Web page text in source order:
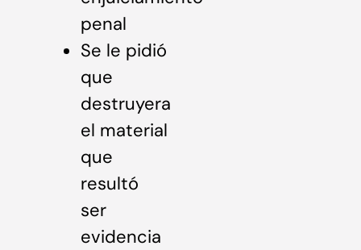
penal
Se le pidió
que
destruyera
el material
que
resultó
ser
evidencia